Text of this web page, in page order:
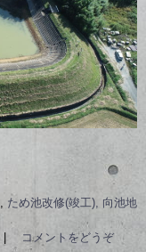
ため池改修(竣工), 向池地
| コメントをどうぞ